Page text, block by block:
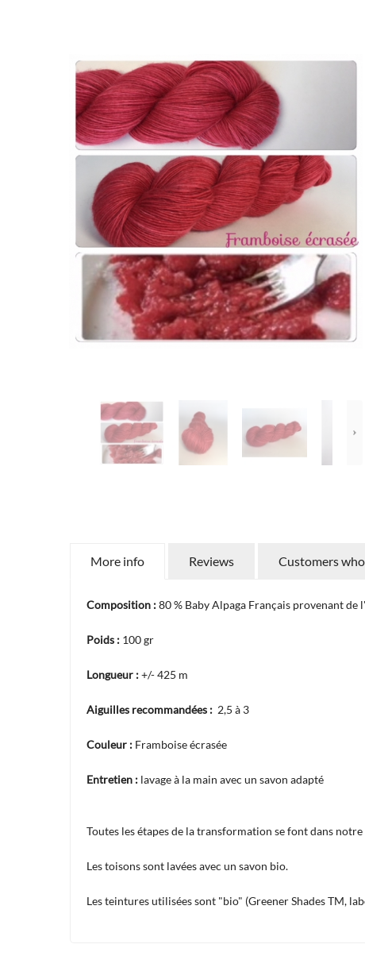
More info Reviews Customers
Composition :80 % Baby Alpaga Français provenant de l'
Poids : 100 gr
Longueur :+/- 425 m
Aiguilles recommandées : 2,5 à 3
Couleur : Framboise écrasée
Entretien : lavage à la main avec un savon adapté
Toutes les étapes de la transformation se font dans
Les toisons sont lavées avec un savon bio.
Les teintures utilisées sont "bio" (Greener Shades TM,